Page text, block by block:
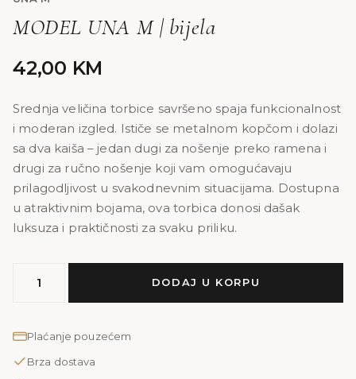
MODEL UNA M | bijela
42,00 KM
Srednja veličina torbice savršeno spaja funkcionalnost
i moderan izgled. Ističe se metalnom kopčom i dolazi
sa dva kaiša – jedan dugi za nošenje preko ramena i
drugi za ručno nošenje koji vam omogućavaju
prilagodljivost u svakodnevnim situacijama. Dostupna
u atraktivnim bojama, ova torbica donosi dašak
luksuza i praktičnosti za svaku priliku.
UNA
|
količina
DODAJ U KORPU
Plaćanje pouzećem
Brza dostava